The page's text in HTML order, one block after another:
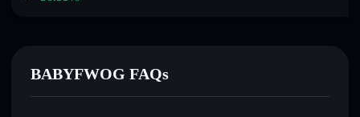
BABYFWOG FAQs